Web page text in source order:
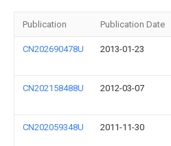
Publication Publication Date
CN202690478U 2013-01-23
CN202158488U 2012-03-07
CN202059348U 2011-11-30